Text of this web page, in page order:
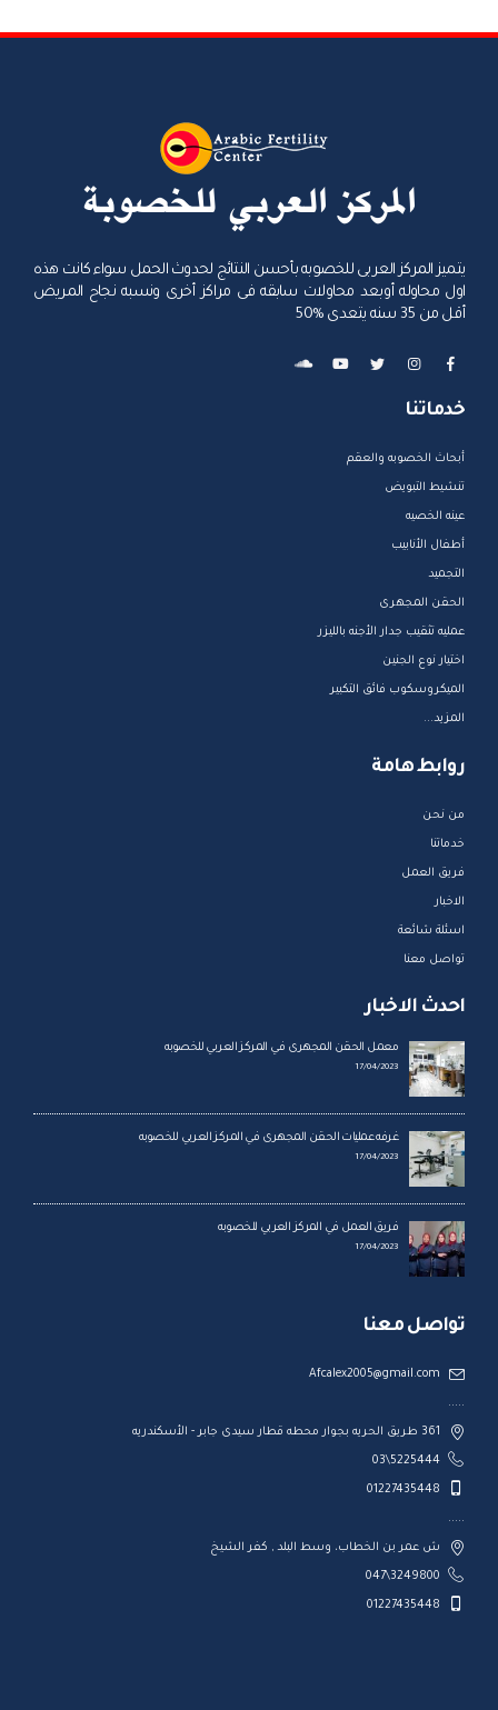
يتميز المركز العربى للخصوبه بأحسن النتائج لحدوث الحمل سواء كانت هذه
اول محاوله أوبعد محاولات سابقه فى مراكز أخرى ونسبه نجاح المريض
أقل من 35 سنه يتعدى %50
خدماتنا
أبحاث الخصوبه والعقم
تنشيط التبويض
عينه الخصيه
أطفال الأنابيب
التجميد
الحقن المجهرى
عمليه تثقيب جدار الأجنه بالليزر
اختيار نوع الجنين
الميكروسكوب فائق التكبير
المزيد...
روابط هامة
من نحن
خدماتنا
فريق العمل
الاخبار
اسئلة شائعة
تواصل معنا
احدث الاخبار
معمل الحقن المجهرى في المركز العربي للخصوبه
17/04/2023
غرفه عمليات الحقن المجهرى في المركز العربي للخصوبه
17/04/2023
فريق العمل في المركز العربي للخصوبه
17/04/2023
تواصل معنا
Afcalex2005@gmail.com
.....
361 طريق الحريه بجوار محطه قطار سيدى جابر - الأسكندريه
5225444\03
01227435448
.....
ش عمر بن الخطاب، وسط البلد , كفر الشيخ
3249800\047
01227435448